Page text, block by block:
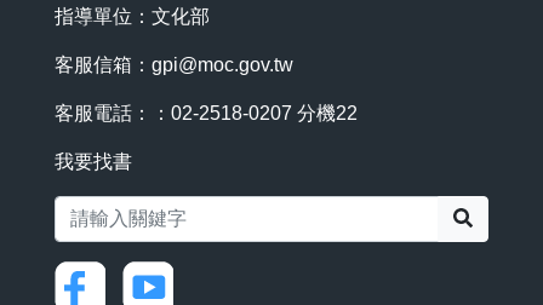
指導單位：文化部
客服信箱： gpi@moc.gov.tw
客服電話：：02-2518-0207 分機22
我要找書